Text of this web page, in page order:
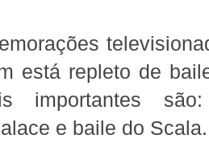
está repleto de
importantes
e baile do Scala.